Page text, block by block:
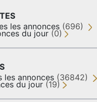
les annonces (696)
du jour (0)
les annonces (36842)
du jour (19)